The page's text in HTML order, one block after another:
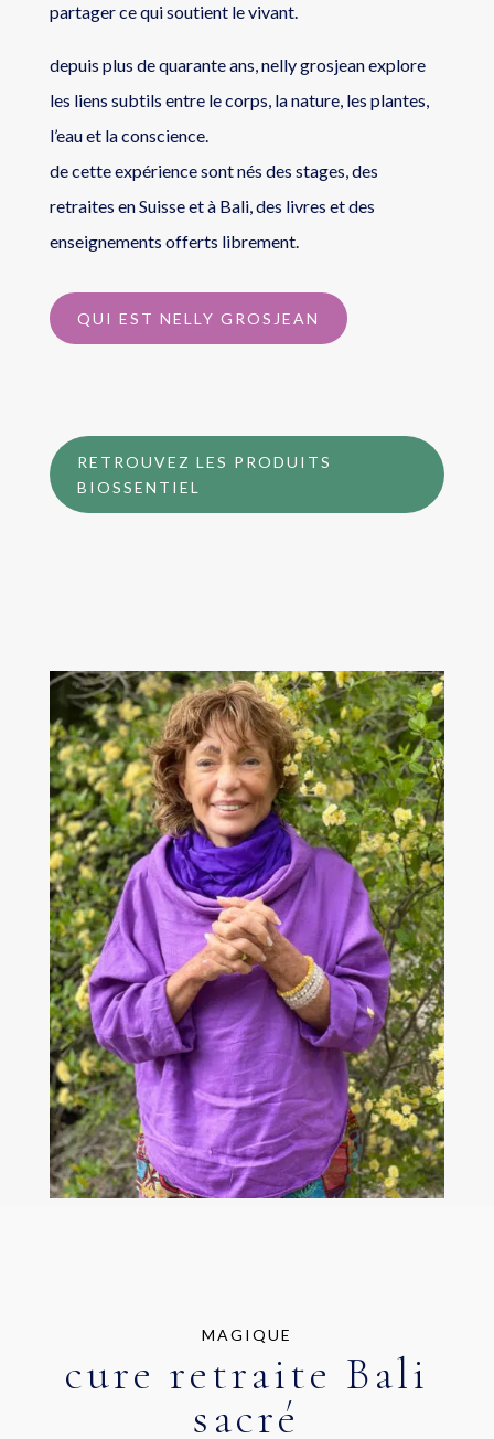
partager ce qui soutient le vivant.
depuis plus de quarante ans, nelly grosjean explore
les liens subtils entre le corps, la nature, les plantes,
l’eau et la conscience.
de cette expérience sont nés des stages, des
retraites en Suisse et à Bali, des livres et des
enseignements offerts librement.
QUI EST NELLY GROSJEAN
RETROUVEZ LES PRODUITS
BIOSSENTIEL
MAGIQUE
cure retraite Bali
sacré